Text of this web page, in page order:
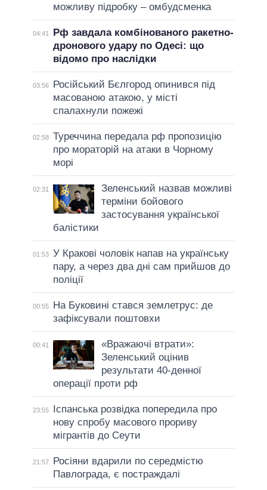
можливу підробку – омбудсменка
04:41
Рф завдала комбінованого ракетно-
дронового удару по Одесі: що
відомо про наслідки
03:56
Російський Бєлгород опинився під
масованою атакою, у місті
спалахнули пожежі
02:58 Туреччина передала рф пропозицію
про мораторій на атаки в Чорному
морі
02:31
Зеленський назвав можливі
терміни бойового
застосування української
балістики
01:53 У Кракові чоловік напав на українську
пару, а через два дні сам прийшов до
поліції
00:55
На Буковині стався землетрус: де
зафіксували поштовхи
00:41
«Вражаючі втрати»:
Зеленський оцінив
результати 40-денної
операції проти рф
23:55
Іспанська розвідка попередила про
нову спробу масового прориву
мігрантів до Сеути
21:57
Росіяни вдарили по середмістю
Павлограда, є постраждалі